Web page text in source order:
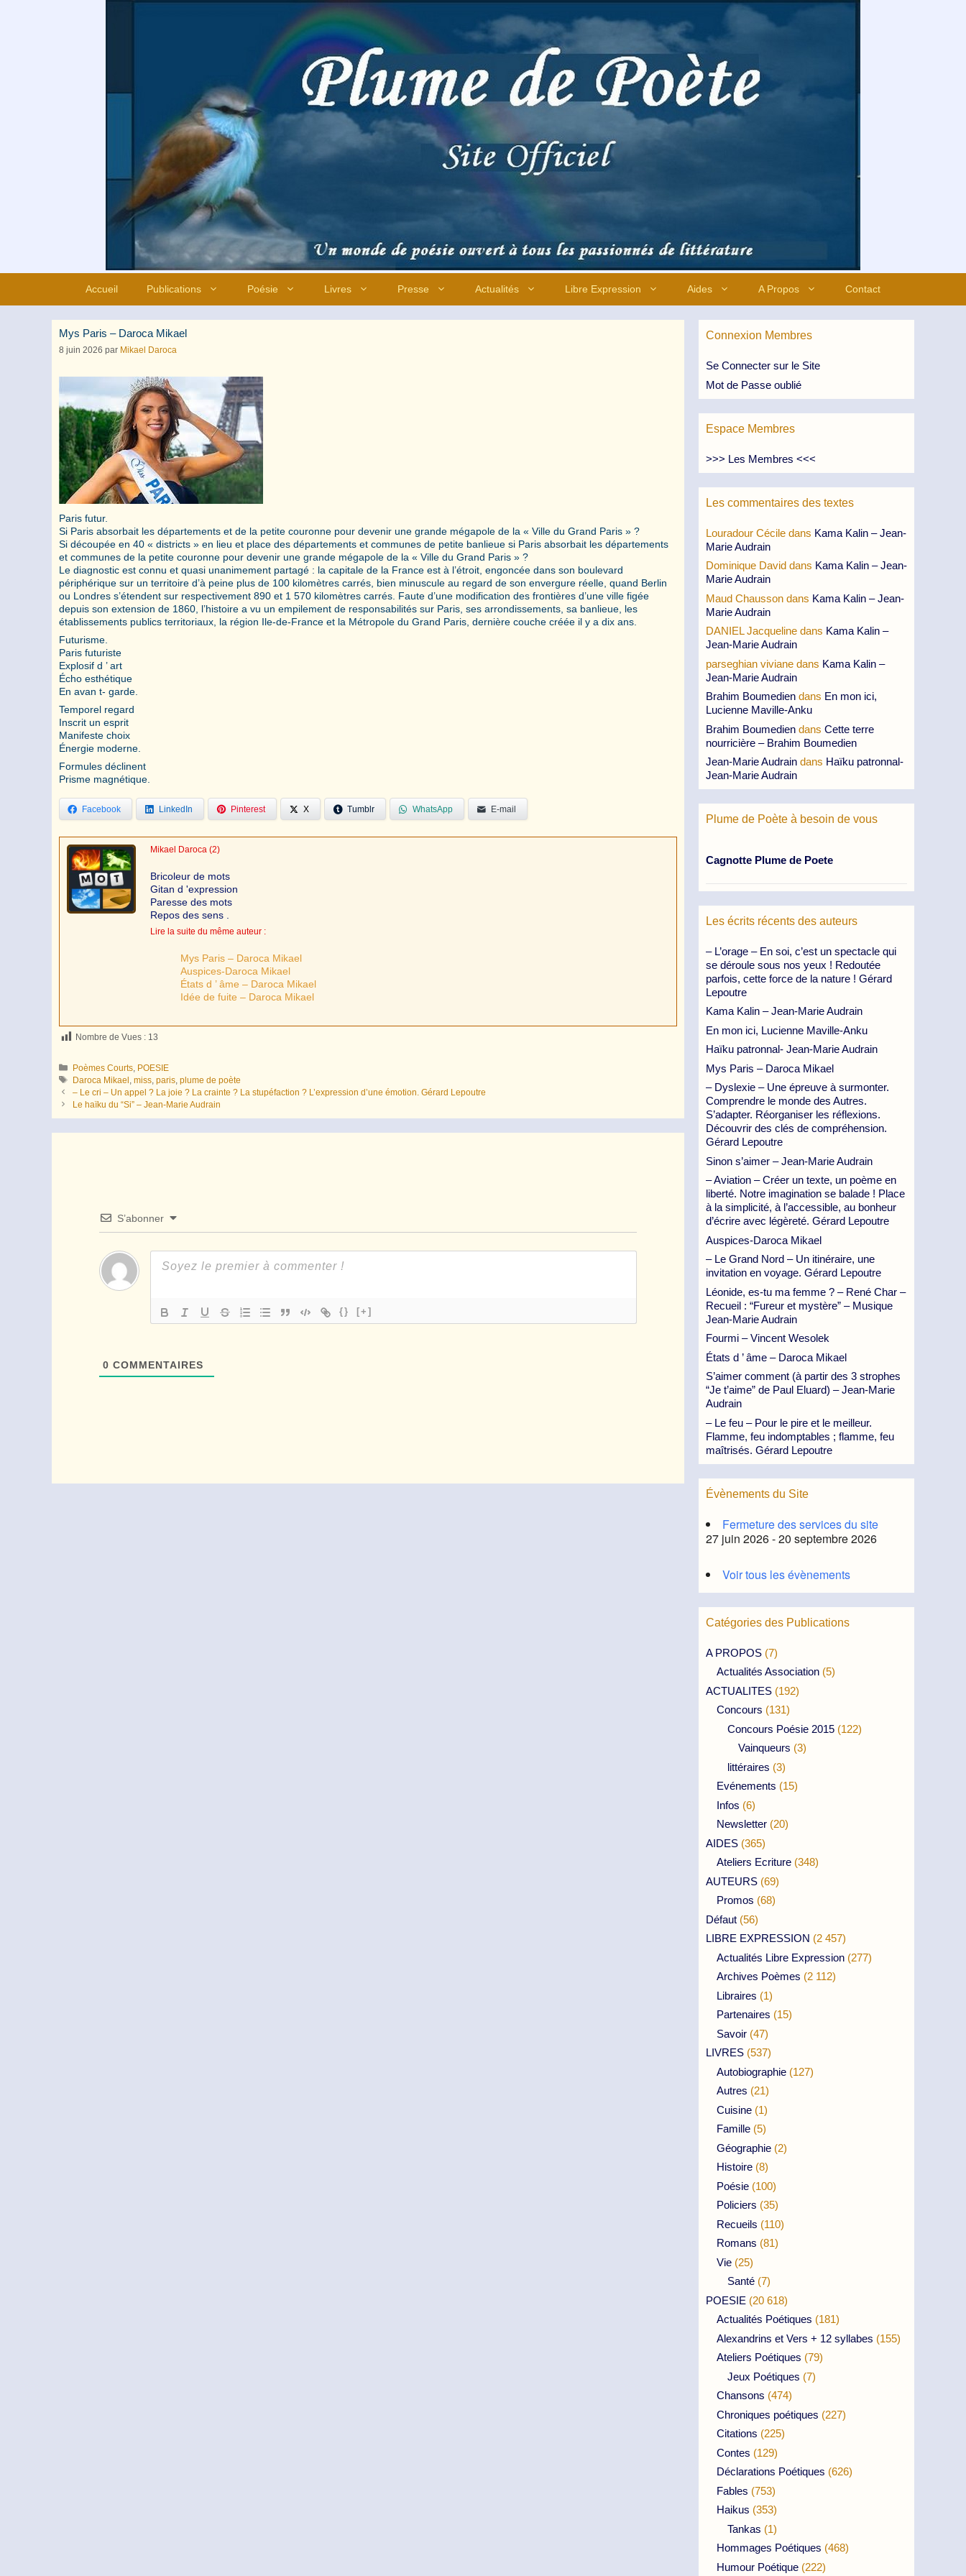
Accueil Publications Poésie Livres Presse Actualités Libre Expression Aides A Propos Contact
Mys Paris – Daroca Mikael
8 juin 2026 par Mikael Daroca
Paris futur.
Si Paris absorbait les départements et de la petite couronne pour devenir une grande mégapole de la « Ville du Grand Paris » ?
Si découpée en 40 « districts » en lieu et place des départements et communes de petite banlieue si Paris absorbait les départements
et communes de la petite couronne pour devenir une grande mégapole de la « Ville du Grand Paris » ?
Le diagnostic est connu et quasi unanimement partagé : la capitale de la France est à l’étroit, engoncée dans son boulevard
périphérique sur un territoire d’à peine plus de 100 kilomètres carrés, bien minuscule au regard de son envergure réelle, quand Berlin
ou Londres s’étendent sur respectivement 890 et 1 570 kilomètres carrés. Faute d’une modification des frontières d’une ville figée
depuis son extension de 1860, l’histoire a vu un empilement de responsabilités sur Paris, ses arrondissements, sa banlieue, les
établissements publics territoriaux, la région Ile-de-France et la Métropole du Grand Paris, dernière couche créée il y a dix ans.
Futurisme.
Paris futuriste
Explosif d ’ art
Écho esthétique
En avan t- garde.
Temporel regard
Inscrit un esprit
Manifeste choix
Énergie moderne.
Formules déclinent
Prisme magnétique.
Facebook LinkedIn Pinterest X Tumblr WhatsApp E-mail
Mikael Daroca (2)
Bricoleur de mots
Gitan d 'expression
Paresse des mots
Repos des sens .
Lire la suite du même auteur :
Mys Paris – Daroca Mikael
Auspices-Daroca Mikael
États d ’ âme – Daroca Mikael
Idée de fuite – Daroca Mikael
Nombre de Vues : 13
Catégories
Poèmes Courts POESIE
Étiquettes
Daroca Mikael ,miss ,paris ,plume de poète
– Le cri – Un appel ? La joie ? La crainte ? La stupéfaction ? L’expression d’une émotion. Gérard Lepoutre
Le haïku du “Si” – Jean-Marie Audrain
S’abonner
{} [+]
0 COMMENTAIRES
Connexion Membres
Se Connecter sur le Site
Mot de Passe oublié
Espace Membres
>>> Les Membres <<<
Les commentaires des textes
Louradour Cécile dans Kama Kalin – Jean-
Marie Audrain
Dominique David dans Kama Kalin – Jean-
Marie Audrain
Maud Chausson dans Kama Kalin – Jean-
Marie Audrain
DANIEL Jacqueline dans Kama Kalin –
Jean-Marie Audrain
parseghian viviane dans Kama Kalin –
Jean-Marie Audrain
Brahim Boumedien dans En mon ici,
Lucienne Maville-Anku
Brahim Boumedien dans Cette terre
nourricière – Brahim Boumedien
Jean-Marie Audrain dans Haïku patronnal-
Jean-Marie Audrain
Plume de Poète à besoin de vous
Cagnotte Plume de Poete
Les écrits récents des auteurs
– L’orage – En soi, c’est un spectacle qui
se déroule sous nos yeux ! Redoutée
parfois, cette force de la nature ! Gérard
Lepoutre
Kama Kalin – Jean-Marie Audrain
En mon ici, Lucienne Maville-Anku
Haïku patronnal- Jean-Marie Audrain
Mys Paris – Daroca Mikael
– Dyslexie – Une épreuve à surmonter.
Comprendre le monde des Autres.
S’adapter. Réorganiser les réflexions.
Découvrir des clés de compréhension.
Gérard Lepoutre
Sinon s’aimer – Jean-Marie Audrain
– Aviation – Créer un texte, un poème en
liberté. Notre imagination se balade ! Place
à la simplicité, à l’accessible, au bonheur
d’écrire avec légèreté. Gérard Lepoutre
Auspices-Daroca Mikael
– Le Grand Nord – Un itinéraire, une
invitation en voyage. Gérard Lepoutre
Léonide, es-tu ma femme ? – René Char –
Recueil : “Fureur et mystère” – Musique
Jean-Marie Audrain
Fourmi – Vincent Wesolek
États d ’ âme – Daroca Mikael
S’aimer comment (à partir des 3 strophes
“Je t’aime” de Paul Eluard) – Jean-Marie
Audrain
– Le feu – Pour le pire et le meilleur.
Flamme, feu indomptables ; flamme, feu
maîtrisés. Gérard Lepoutre
Évènements du Site
Fermeture des services du site
27 juin 2026 - 20 septembre 2026
Voir tous les évènements
Catégories des Publications
A PROPOS (7)
Actualités Association (5)
ACTUALITES (192)
Concours (131)
Concours Poésie 2015 (122)
Vainqueurs (3)
littéraires (3)
Evénements (15)
Infos (6)
Newsletter (20)
AIDES (365)
Ateliers Ecriture (348)
AUTEURS (69)
Promos (68)
Défaut (56)
LIBRE EXPRESSION (2 457)
Actualités Libre Expression (277)
Archives Poèmes (2 112)
Libraires (1)
Partenaires (15)
Savoir (47)
LIVRES (537)
Autobiographie (127)
Autres (21)
Cuisine (1)
Famille (5)
Géographie (2)
Histoire (8)
Poésie (100)
Policiers (35)
Recueils (110)
Romans (81)
Vie (25)
Santé (7)
POESIE (20 618)
Actualités Poétiques (181)
Alexandrins et Vers + 12 syllabes (155)
Ateliers Poétiques (79)
Jeux Poétiques (7)
Chansons (474)
Chroniques poétiques (227)
Citations (225)
Contes (129)
Déclarations Poétiques (626)
Fables (753)
Haikus (353)
Tankas (1)
Hommages Poétiques (468)
Humour Poétique (222)